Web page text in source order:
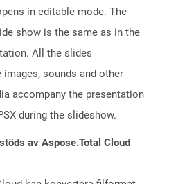
in editable mode. The
show is the same as in the
All the slides
images, sounds and other
accompany the presentation
during the slideshow.
av Aspose.Total Cloud